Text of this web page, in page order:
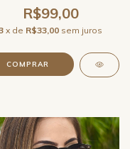
R$99,00
x de R$33,00 sem juros